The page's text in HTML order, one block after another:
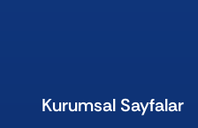
Kurumsal Sayfalar